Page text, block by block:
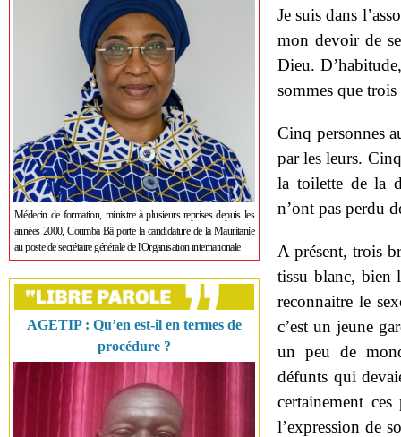
Médecin de formation, ministre à plusieurs reprises depuis les
années 2000, Coumba Bâ porte la candidature de la Mauritanie
au poste de secrétaire générale de l'Organisation internationale
AGETIP : Qu’en est-il en termes de
procédure ?
Je suis dans
mon devoir de
Dieu.
sommes que trois
Cinq personnes
par les leurs.
la toilette de la
n’ont pas perdu
A présent, trois
tissu blanc, bien
reconnaitre le
c’est un jeune
un peu de
défunts qui
certainement
l’expression de